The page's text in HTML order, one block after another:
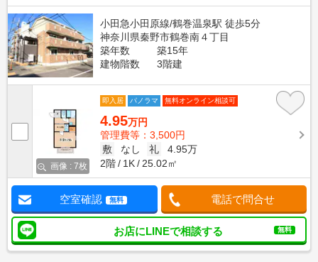
小田急小田原線/鶴巻温泉駅 徒歩5分
神奈川県秦野市鶴巻南４丁目
築年数
築15年
建物階数
3階建
画像 : 7枚
即入居 パノラマ 無料オンライン相談可
4.95万円
管理費等：3,500円
敷
なし 礼
4.95万
2階
1K 25.02㎡
空室確認 無料 電話で問合せ
お店にLINEで相談する 無料